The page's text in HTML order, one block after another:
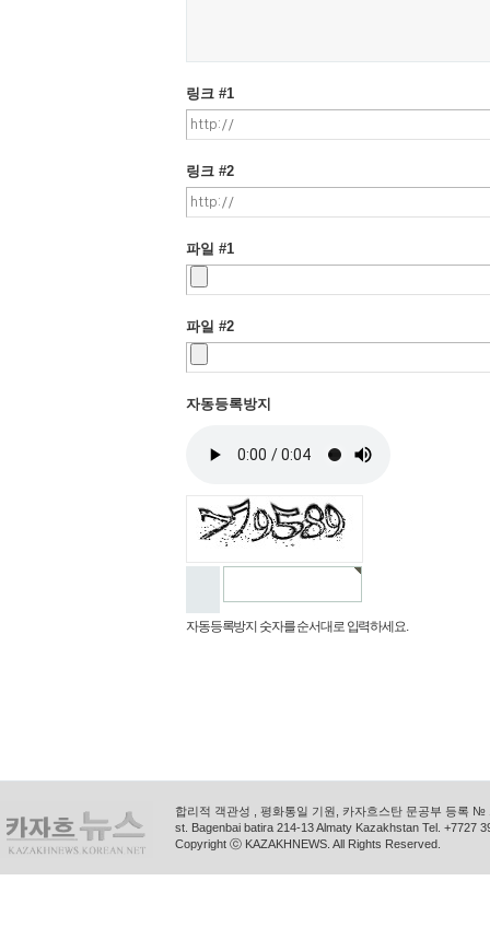
링크 #1
링크 #2
파일 #1
파일 #2
자동등록방지
자동등록방지 숫자를 순서대로 입력하세요.
합리적 객관성 , 평화통일 기원, 카자흐스탄 문공부 등록
st. Bagenbai batira 214-13 Almaty Kazakhstan Tel. +7727
Copyright ⓒ KAZAKHNEWS. All Rights Reserved.